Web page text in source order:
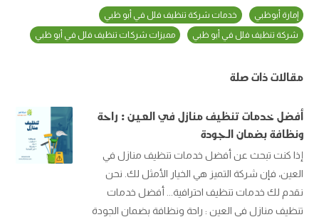
إمارة أبوظبي
خدمات شركة تنظيف فلل في أبو ظبي
شركة تنظيف فلل في أبو ظبي
مميزات شركات تنظيف فلل في أبو ظبي
مقالات ذات صلة
أفضل خدمات تنظيف منازل في العين : راحة
ونظافة بضمان الجودة
إذا كنت تبحث عن أفضل خدمات تنظيف منازل في
العين، فإن شركة التميز هي الخيار الأمثل لك. نحن
نقدم لك خدمات تنظيف احترافية... أفضل خدمات
تنظيف منازل في العين : راحة ونظافة بضمان الجودة